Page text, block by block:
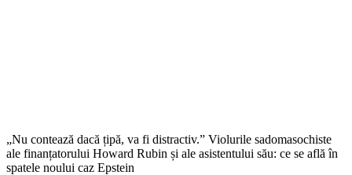
„Nu contează dacă țipă, va fi distractiv.” Violurile sadomasochiste
ale finanțatorului Howard Rubin și ale asistentului său: ce se află în
spatele noului caz Epstein